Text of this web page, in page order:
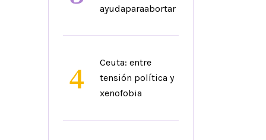
ayudaparaabortar
4
Ceuta: entre
tensión política y
xenofobia